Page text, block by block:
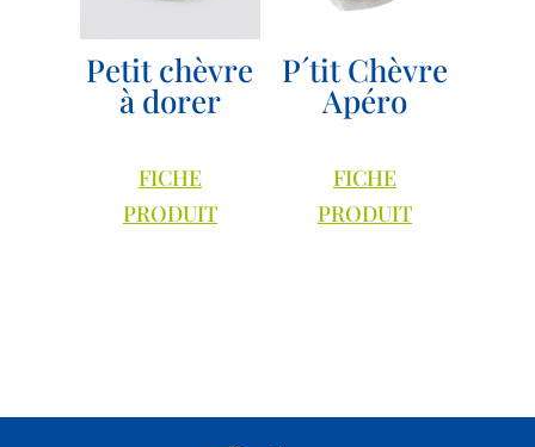
Petit chèvre
à dorer
FICHE
PRODUIT
P´tit Chèvre
Apéro
FICHE
PRODUIT